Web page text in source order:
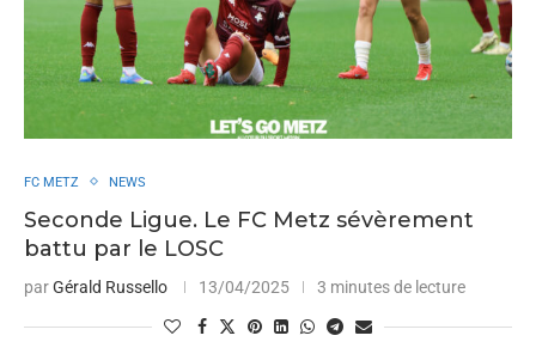
FC METZ NEWS
Seconde Ligue. Le FC Metz sévèrement
battu par le LOSC
parGérald Russello 13/04/2025 3 minutes de lecture